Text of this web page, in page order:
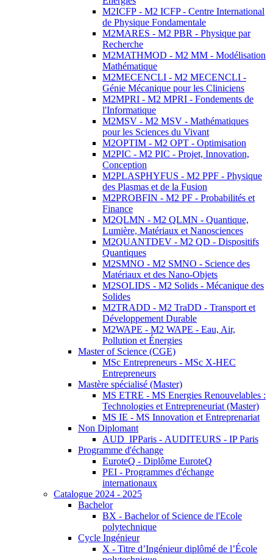
M2ICFP - M2 ICFP - Centre International
de Physique Fondamentale
M2MARES - M2 PBR - Physique par
Recherche
M2MATHMOD - M2 MM - Modélisation
Mathématique
M2MECENCLI - M2 MECENCLI -
Génie Mécanique pour les Cliniciens
M2MPRI - M2 MPRI - Fondements de
l'Informatique
M2MSV - M2 MSV - Mathématiques
pour les Sciences du Vivant
M2OPTIM - M2 OPT - Optimisation
M2PIC - M2 PIC - Projet, Innovation,
Conception
M2PLASPHYFUS - M2 PPF - Physique
des Plasmas et de la Fusion
M2PROBFIN - M2 PF - Probabilités et
Finance
M2QLMN - M2 QLMN - Quantique,
Lumière, Matériaux et Nanosciences
M2QUANTDEV - M2 QD - Dispositifs
Quantiques
M2SMNO - M2 SMNO - Science des
Matériaux et des Nano-Objets
M2SOLIDS - M2 Solids - Mécanique des
Solides
M2TRADD - M2 TraDD - Transport et
Développement Durable
M2WAPE - M2 WAPE - Eau, Air,
Pollution et Énergies
Master of Science (CGE)
MSc Entrepreneurs - MSc X-HEC
Entrepreneurs
Mastère spécialisé (Master)
MS ETRE - MS Energies Renouvelables :
Technologies et Entrepreneuriat (Master)
MS IE - MS Innovation et Entreprenariat
Non Diplomant
AUD_IPParis - AUDITEURS - IP Paris
Programme d'échange
EuroteQ - Diplôme EuroteQ
PEI - Programmes d'échange
internationaux
Catalogue 2024 - 2025
Bachelor
BX - Bachelor of Science de l'Ecole
polytechnique
Cycle Ingénieur
X - Titre d’Ingénieur diplômé de l’École